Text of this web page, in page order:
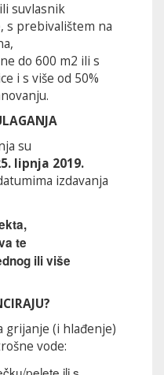
suvlasnik
s prebivalištem na
do 600 m2 ili s
i s više od 50%
su
lipnja 2019.
izdavanja
te
ili više
grijanje (i hlađenje)
vode: